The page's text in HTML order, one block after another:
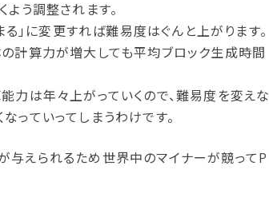
う調整されます。
」に変更すれば難易度はぐんと上がります。
計算力が増大しても平均ブロック生成時間
力は年々上がっていくので、難易度を変えな
っていってしまうわけです。
えられるため世界中のマイナーが競ってP